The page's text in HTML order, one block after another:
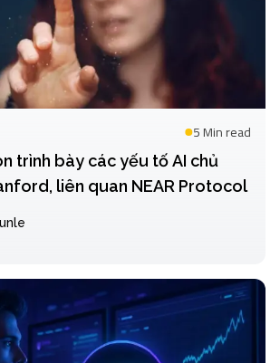
5 Minread
trình bày các yếu tố AI chủ
liên quan NEAR Protocol